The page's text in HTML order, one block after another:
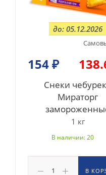
154₽
Снеки
Мираторг
до: 05.12.2026
1 кг
В наличии: 20
В